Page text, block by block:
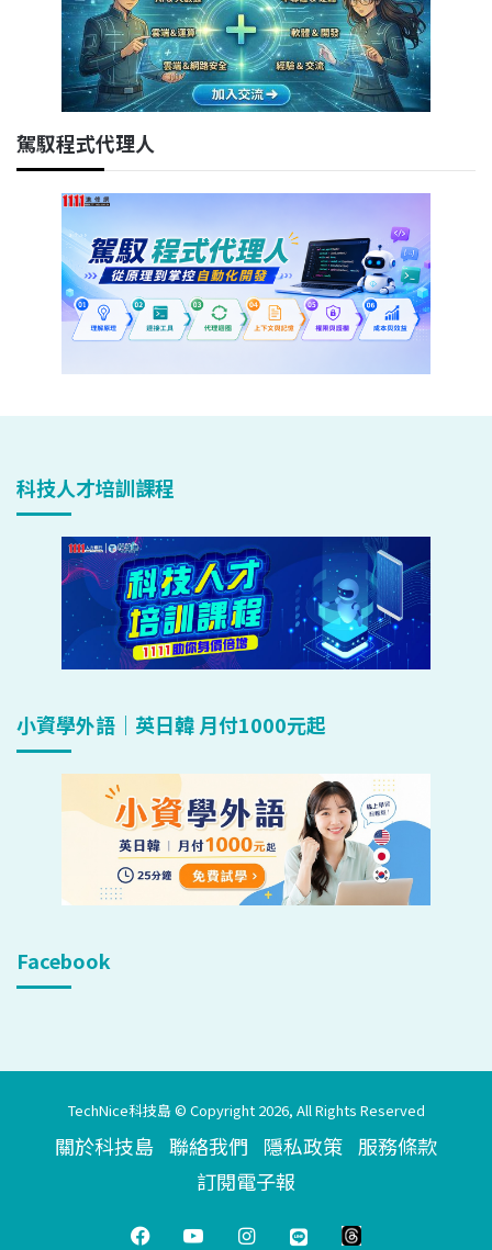
駕馭程式代理人
科技人才培訓課程
小資學外語｜英日韓 月付1000元起
Facebook
TechNice科技島 © Copyright 2026, All Rights Reserved
關於科技島 聯絡我們 隱私政策 服務條款
訂閱電子報